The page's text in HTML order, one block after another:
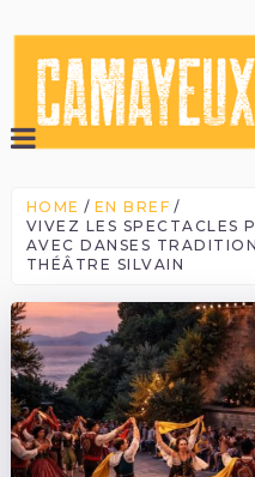
HOME
EN BREF
VIVEZ LES SPECTACLES
AVEC DANSES
THÉÂTRE SILVAIN